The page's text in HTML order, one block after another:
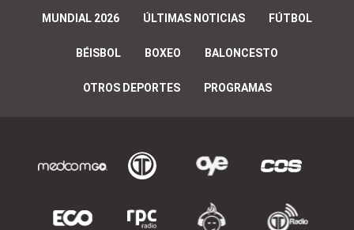
MUNDIAL 2026 ÚLTIMAS NOTICIAS FÚTBOL
BÉISBOL BOXEO BALONCESTO
OTROS DEPORTES PROGRAMAS